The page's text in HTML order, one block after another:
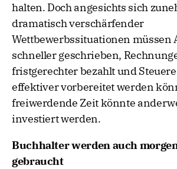
halten. Doch angesichts sich
dramatisch verschärfender
Wettbewerbssituationen müssen
schneller geschrieben,
fristgerechter bezahlt und
effektiver vorbereitet werden
freiwerdende Zeit könnte
investiert werden.
Buchhalter werden auch
gebraucht